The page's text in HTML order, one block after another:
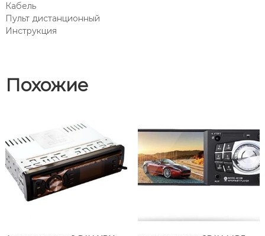
Кабель
Пульт дистанционный
Инструкция
Похожие